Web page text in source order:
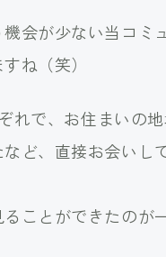
会が少ない当コ
ね（笑）
れで、お住まいの
ど、直接お会い
ことができたのが